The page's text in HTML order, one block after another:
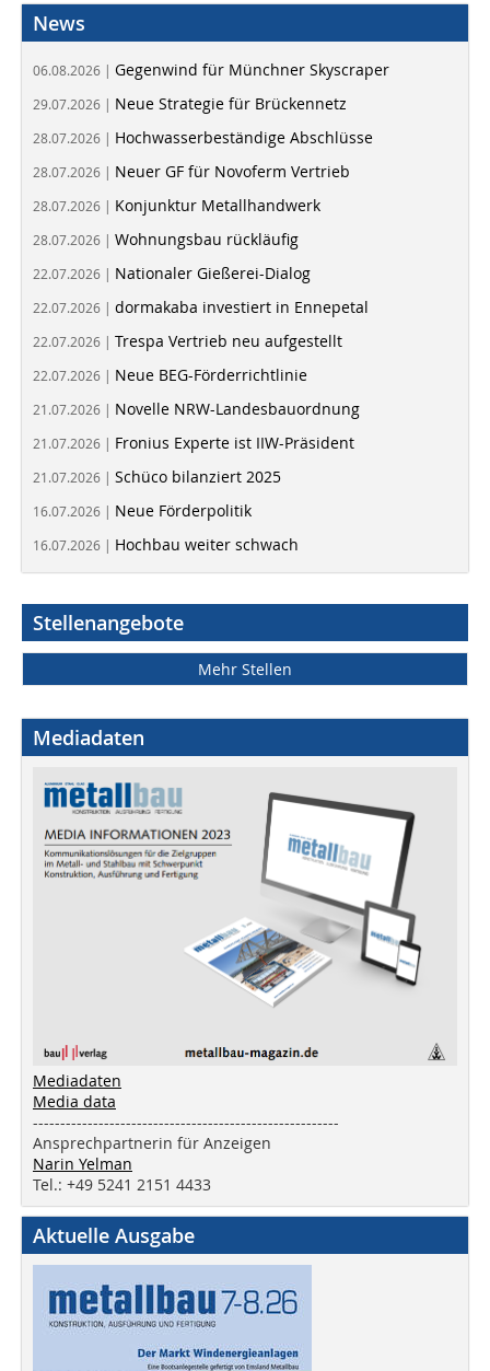
News
06.08.2026 | Gegenwind für Münchner Skyscraper
29.07.2026 | Neue Strategie für Brückennetz
28.07.2026 | Hochwasserbeständige Abschlüsse
28.07.2026 | Neuer GF für Novoferm Vertrieb
28.07.2026 | Konjunktur Metallhandwerk
28.07.2026 | Wohnungsbau rückläufig
22.07.2026 | Nationaler Gießerei-Dialog
22.07.2026 | dormakaba investiert in Ennepetal
22.07.2026 | Trespa Vertrieb neu aufgestellt
22.07.2026 | Neue BEG-Förderrichtlinie
21.07.2026 | Novelle NRW-Landesbauordnung
21.07.2026 | Fronius Experte ist IIW-Präsident
21.07.2026 | Schüco bilanziert 2025
16.07.2026 | Neue Förderpolitik
16.07.2026 | Hochbau weiter schwach
Stellenangebote
Mehr Stellen
Mediadaten
Mediadaten
Media data
--------------------------------------------------------
Ansprechpartnerin für Anzeigen
Narin Yelman
Tel.: +49 5241 2151 4433
Aktuelle Ausgabe